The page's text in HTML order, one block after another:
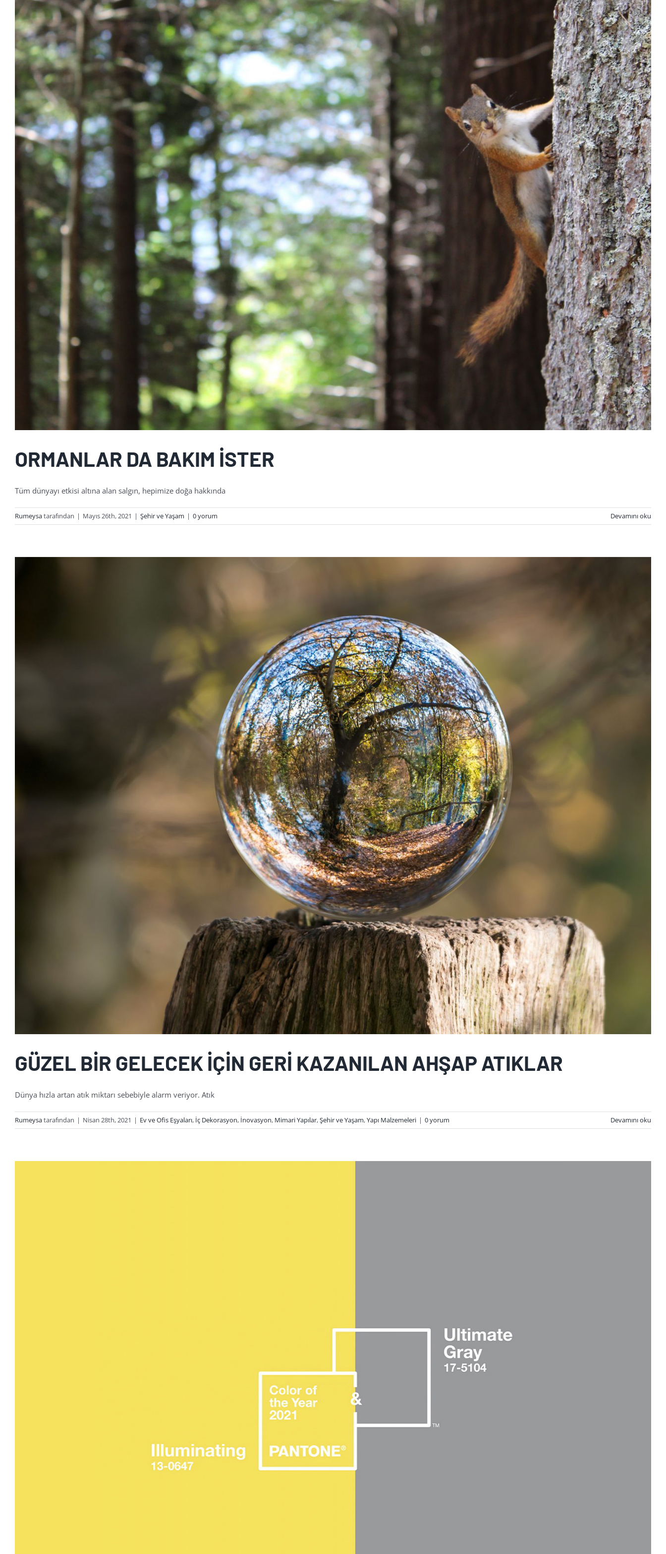
ORMANLAR DA BAKIM İSTER
Tüm dünyayı etkisi altına alan salgın, hepimize doğa hakkında
Rumeysatarafından | Mayıs 26th, 2021 | Şehir ve Yaşam | 0 yorum Devamını oku
GÜZEL BİR GELECEK İÇİN GERİ KAZANILAN AHŞAP ATIKLAR
Dünya hızla artan atık miktarı sebebiyle alarm veriyor. Atık
Rumeysatarafından | Nisan 28th, 2021 | Ev ve Ofis Eşyaları, İç Dekorasyon, İnovasyon, Mimari Yapılar,Şehir ve Yaşam,Yapı Malzemeleri | 0 yorum Devamını oku